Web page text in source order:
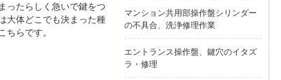
ったらしく急いで鍵をつ
大体どこでも決まった種
らです。
マンション共用部操作盤シリンダー
の不具合、洗浄修理作業
エントランス操作盤、鍵穴のイタズ
ラ・修理